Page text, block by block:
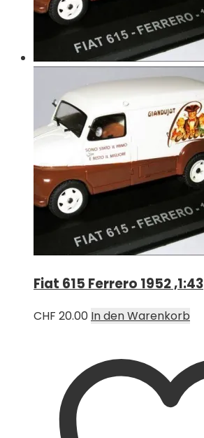
Fiat 615 Ferrero 1952 ,1:43
CHF 20.00 In den Warenkorb